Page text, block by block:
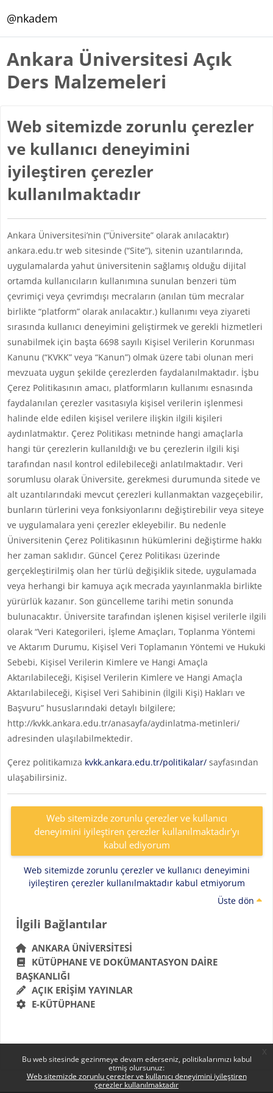
Bu web sitesinde gezinmeye devam ederseniz, politikalarımızı kabul
etmiş olursunuz:
Web sitemizde zorunlu çerezler ve kullanıcı deneyimini iyileştiren
çerezler kullanılmaktadır
@nkadem
Ankara Üniversitesi Açık
Ders Malzemeleri
Web sitemizde zorunlu çerezler
ve kullanıcı deneyimini
iyileştiren çerezler
kullanılmaktadır
Ankara Üniversitesi’nin (“Üniversite” olarak anılacaktır)
ankara.edu.tr web sitesinde (“Site”), sitenin uzantılarında,
uygulamalarda yahut üniversitenin sağlamış olduğu dijital
ortamda kullanıcıların kullanımına sunulan benzeri tüm
çevrimiçi veya çevrimdışı mecraların (anılan tüm mecralar
birlikte “platform” olarak anılacaktır.) kullanımı veya ziyareti
sırasında kullanıcı deneyimini geliştirmek ve gerekli hizmetleri
sunabilmek için başta 6698 sayılı Kişisel Verilerin Korunması
Kanunu (“KVKK” veya “Kanun”) olmak üzere tabi olunan meri
mevzuata uygun şekilde çerezlerden faydalanılmaktadır. İşbu
Çerez Politikasının amacı, platformların kullanımı esnasında
faydalanılan çerezler vasıtasıyla kişisel verilerin işlenmesi
halinde elde edilen kişisel verilere ilişkin ilgili kişileri
aydınlatmaktır. Çerez Politikası metninde hangi amaçlarla
hangi tür çerezlerin kullanıldığı ve bu çerezlerin ilgili kişi
tarafından nasıl kontrol edilebileceği anlatılmaktadır. Veri
sorumlusu olarak Üniversite, gerekmesi durumunda sitede ve
alt uzantılarındaki mevcut çerezleri kullanmaktan vazgeçebilir,
bunların türlerini veya fonksiyonlarını değiştirebilir veya siteye
ve uygulamalara yeni çerezler ekleyebilir. Bu nedenle
Üniversitenin Çerez Politikasının hükümlerini değiştirme hakkı
her zaman saklıdır. Güncel Çerez Politikası üzerinde
gerçekleştirilmiş olan her türlü değişiklik sitede, uygulamada
veya herhangi bir kamuya açık mecrada yayınlanmakla birlikte
yürürlük kazanır. Son güncelleme tarihi metin sonunda
bulunacaktır. Üniversite tarafından işlenen kişisel verilerle ilgili
olarak “Veri Kategorileri, İşleme Amaçları, Toplanma Yöntemi
ve Aktarım Durumu, Kişisel Veri Toplamanın Yöntemi ve Hukuki
Sebebi, Kişisel Verilerin Kimlere ve Hangi Amaçla
Aktarılabileceği, Kişisel Verilerin Kimlere ve Hangi Amaçla
Aktarılabileceği, Kişisel Veri Sahibinin (İlgili Kişi) Hakları ve
Başvuru” hususlarındaki detaylı bilgilere;
http://kvkk.ankara.edu.tr/anasayfa/aydinlatma-metinleri/
adresinden ulaşılabilmektedir.
Çerez politikamıza kvkk.ankara.edu.tr/politikalar/sayfasından
ulaşabilirsiniz.
Web sitemizde zorunlu çerezler ve kullanıcı
deneyimini iyileştiren çerezler kullanılmaktadır'yı
kabul ediyorum
Web sitemizde zorunlu çerezler ve kullanıcı deneyimini
iyileştiren çerezler kullanılmaktadır kabul etmiyorum
Üste dön
Bloklar
İlgili Bağlantılar 'yı atla
İlgili Bağlantılar
ANKARA ÜNIVERSITESI
KÜTÜPHANE VE DOKÜMANTASYON DAIRE
BAŞKANLIĞI
AÇIK ERIŞIM YAYINLAR
E-KÜTÜPHANE